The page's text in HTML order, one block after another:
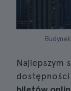
Najlepszym